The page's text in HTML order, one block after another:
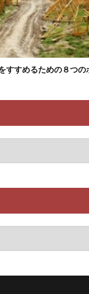
すすめるための８つの